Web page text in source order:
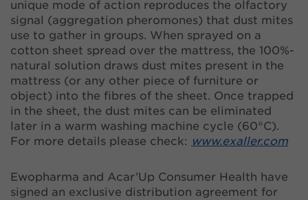
unique mode of action reproduces the olfactory
signal (aggregation pheromones) that dust mites
use to gather in groups. When sprayed on a
cotton sheet spread over the mattress, the 100%-
natural solution draws dust mites present in the
mattress (or any other piece of furniture or
object) into the fibres of the sheet. Once trapped
in the sheet, the dust mites can be eliminated
later in a warm washing machine cycle (60°C).
For more details please check: www.exaller.com
Ewopharma and Acar’Up Consumer Health have
signed an exclusive distribution agreement for